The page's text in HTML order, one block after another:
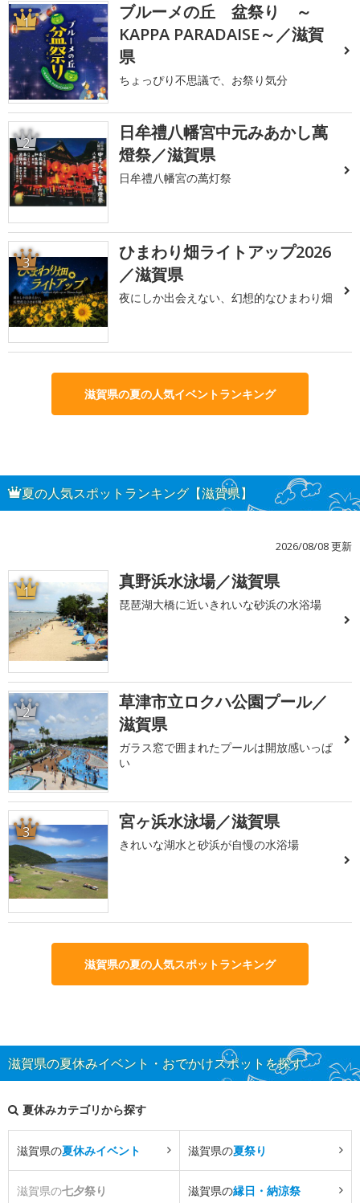
1
ブルーメの丘 盆祭り ～
KAPPA PARADAISE～／滋賀
県
ちょっぴり不思議で、お祭り気分
2
日牟禮八幡宮中元みあかし萬
燈祭／滋賀県
日牟禮八幡宮の萬灯祭
3
ひまわり畑ライトアップ2026
／滋賀県
夜にしか出会えない、幻想的なひまわり畑
滋賀県の夏の人気イベントランキング
夏の人気スポットランキング【滋賀県】
2026/08/08 更新
1 真野浜水泳場／滋賀県
琵琶湖大橋に近いきれいな砂浜の水浴場
2
草津市立ロクハ公園プール／
滋賀県
ガラス窓で囲まれたプールは開放感いっぱ
い
3 宮ヶ浜水泳場／滋賀県
きれいな湖水と砂浜が自慢の水浴場
滋賀県の夏の人気スポットランキング
滋賀県の夏休みイベント・おでかけスポットを探す
夏休みカテゴリから探す
滋賀県の夏休みイベント 滋賀県の夏祭り
滋賀県の七夕祭り 滋賀県の縁日・納涼祭